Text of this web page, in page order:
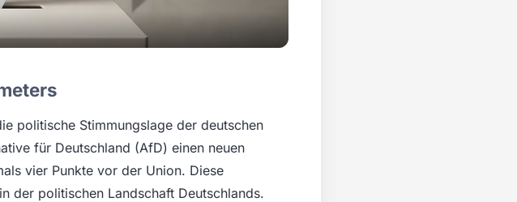
politische Stimmungslage der deutschen
für Deutschland (AfD) einen neuen
vier Punkte vor der Union. Diese
der politischen Landschaft Deutschlands.